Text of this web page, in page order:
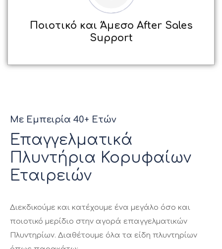
Ποιοτικό και Άμεσο After Sales
Support
Με Εμπειρία 40+ Ετών
Επαγγελματικά
Πλυντήρια Κορυφαίων
Εταιρειών
Διεκδικούμε και κατέχουμε ένα μεγάλο όσο και
ποιοτικό μερίδιο στην αγορά επαγγελματικών
Πλυντηρίων. Διαθέτουμε όλα τα είδη πλυντηρίων